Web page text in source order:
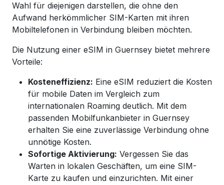
Wahl für diejenigen darstellen, die ohne den
Aufwand herkömmlicher SIM-Karten mit ihren
Mobiltelefonen in Verbindung bleiben möchten.
Die Nutzung einer eSIM in Guernsey bietet mehrere
Vorteile:
Kosteneffizienz: Eine eSIM reduziert die Kosten
für mobile Daten im Vergleich zum
internationalen Roaming deutlich. Mit dem
passenden Mobilfunkanbieter in Guernsey
erhalten Sie eine zuverlässige Verbindung ohne
unnötige Kosten.
Sofortige Aktivierung: Vergessen Sie das
Warten in lokalen Geschäften, um eine SIM-
Karte zu kaufen und einzurichten. Mit einer